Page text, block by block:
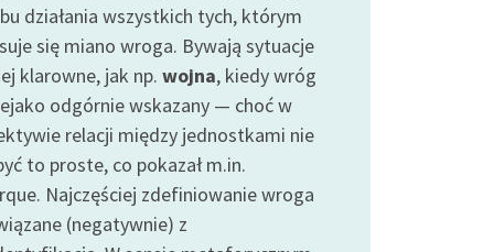
działania wszystkich tych, którym
się miano wroga. Bywają sytuacje
klarowne, jak np. wojna, kiedy wróg
odgórnie wskazany — choć w
relacji między jednostkami nie
to proste, co pokazał m.in.
Najczęściej zdefiniowanie wroga
(negatywnie) z